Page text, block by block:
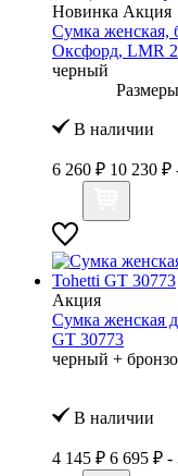
Новинка Акция
Сумка женская,
Оксфорд, LMR
черный
В наличии
6 260 ₽ 10 230 ₽
Акция
Сумка женская
GT 30773
черный +
В наличии
4 145 ₽ 6 695 ₽ -